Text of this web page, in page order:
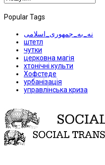
Popular Tags
نه_به_جمهوری_اسلامی
штетл
чутки
церковна магія
хтонічні культи
Хофстеде
урбанізація
управлінська криза